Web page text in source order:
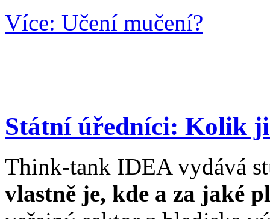
Více: Učení mučení?
Státní úředníci: Kolik
Think-tank IDEA vydává
vlastně je, kde a za jaké